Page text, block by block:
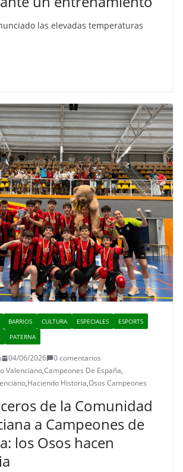
las elevadas temperaturas
BARRIOS CULTURA ESPECIALES
ESPORTS
PATERNA
04/06/2026
0 comentarios
Valenciano,Campeones De España,
,Haciendo Historia,Osos Campeones
de la Comunidad
a Campeones de
los Osos hacen